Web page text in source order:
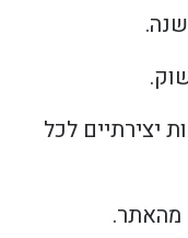
יצירתיים לכל
מהאתר.